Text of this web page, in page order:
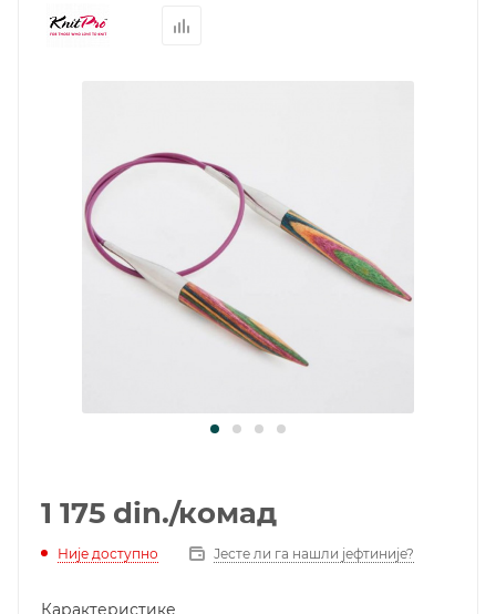
1 175 din./комад
Није доступно Јесте ли га нашли јефтиније?
Карактеристике